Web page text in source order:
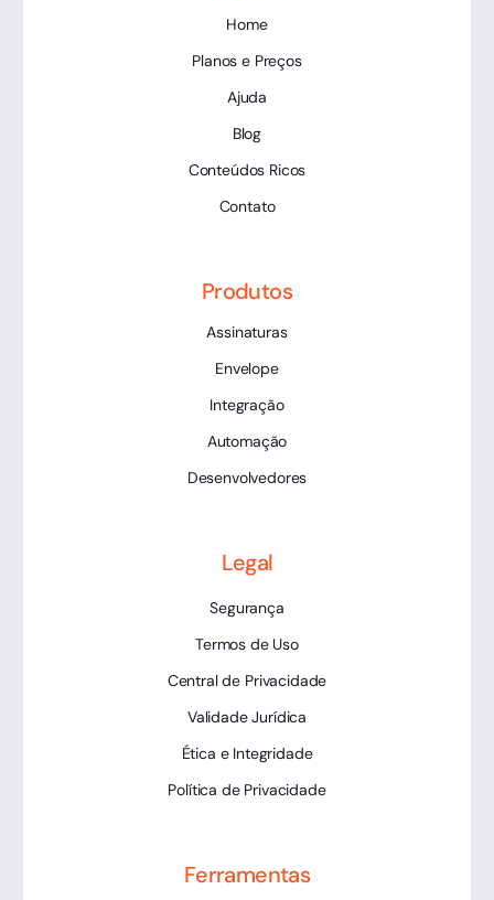
Home
Planos e Preços
Ajuda
Blog
Conteúdos Ricos
Contato
Produtos
Assinaturas
Envelope
Integração
Automação
Desenvolvedores
Legal
Segurança
Termos de Uso
Central de Privacidade
Validade Jurídica
Ética e Integridade
Política de Privacidade
Ferramentas